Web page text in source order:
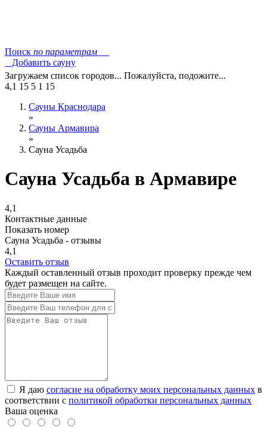
Поиск по параметрам
Добавить сауну
Загружаем список городов... Пожалуйста, подожите...
4,1 15 5 1 15
Сауны Краснодара
»
Сауны Армавира
»
Сауна Усадьба
Сауна Усадьба в Армавире
4,1
Контактные данные
Показать номер
Сауна Усадьба - отзывы
4,1
Оставить отзыв
Каждый оставленный отзыв проходит проверку прежде чем
будет размещен на сайте.
Я даю согласие на обработку моих персональных данных в
соответствии с политикой обработки персональных данных
Ваша оценка